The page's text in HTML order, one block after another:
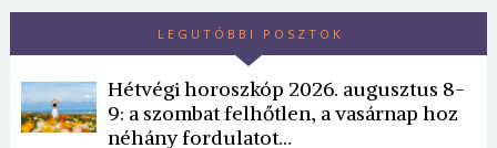
LEGUTÓBBI POSZTOK
Hétvégi horoszkóp 2026. augusztus 8-
9: a szombat felhőtlen, a vasárnap hoz
néhány fordulatot…